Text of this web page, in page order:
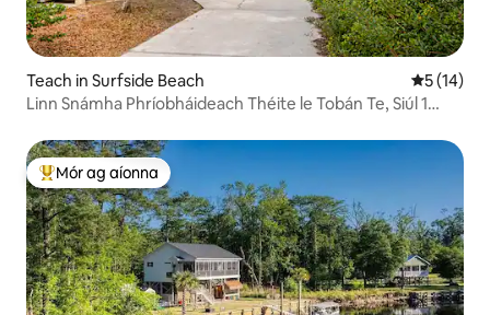
Teach in Surfside Beach
5 (14)
Linn Snámha Phríobháideach Théite le Tobán Te, Siúl 1
An-mhór ag aíonna
Mór ag aíonna